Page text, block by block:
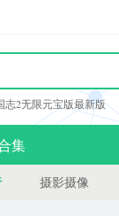
志2无限元宝版最新版
集
摄影摄像